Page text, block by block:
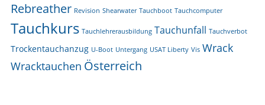
Rebreather Revision Shearwater Tauchboot Tauchcomputer
Tauchkurs Tauchlehrerausbildung Tauchunfall Tauchverbot
Trockentauchanzug U-Boot Untergang USAT Liberty Vis Wrack
Wracktauchen Österreich